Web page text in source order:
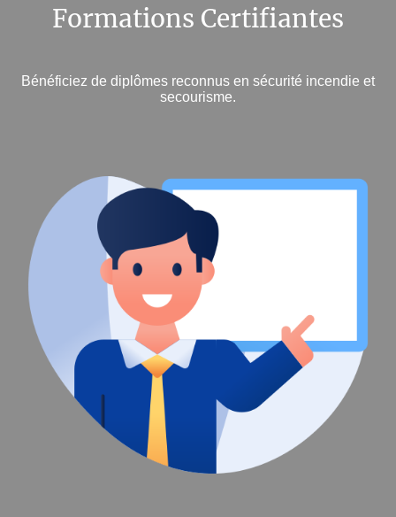
Formations Certifiantes
Bénéficiez de diplômes reconnus en sécurité incendie et
secourisme.